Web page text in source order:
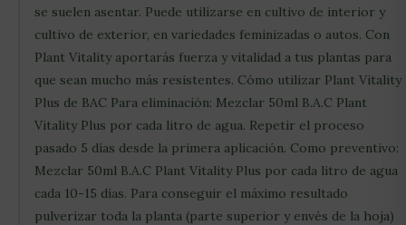
se suelen asentar. Puede utilizarse en cultivo de interior y
cultivo de exterior, en variedades feminizadas o autos. Con
Plant Vitality aportarás fuerza y vitalidad a tus plantas para
que sean mucho más resistentes. Cómo utilizar Plant Vitality
Plus de BAC Para eliminación: Mezclar 50ml B.A.C Plant
Vitality Plus por cada litro de agua. Repetir el proceso
pasado 5 días desde la primera aplicación. Como preventivo:
Mezclar 50ml B.A.C Plant Vitality Plus por cada litro de agua
cada 10-15 días. Para conseguir el máximo resultado
pulverizar toda la planta (parte superior y envés de la hoja)